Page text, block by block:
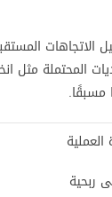
الاتجاهات
المحتملة مثل
مسبقًا.
ربحية